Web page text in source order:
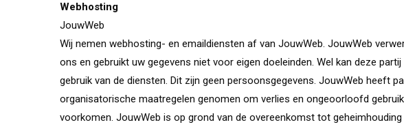
Webhosting
JouwWeb
Wij nemen webhosting- en emaildiensten af van JouwWeb. JouwWeb
ons en gebruikt uw gegevens niet voor eigen doeleinden. Wel kan deze
gebruik van de diensten. Dit zijn geen persoonsgegevens. JouwWeb heeft
organisatorische maatregelen genomen om verlies en ongeoorloofd
voorkomen. JouwWeb is op grond van de overeenkomst tot geheimhouding